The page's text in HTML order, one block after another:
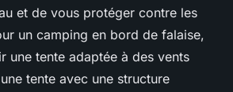
et de vous protéger contre les
un camping en bord de falaise,
une tente adaptée à des vents
tente avec une structure